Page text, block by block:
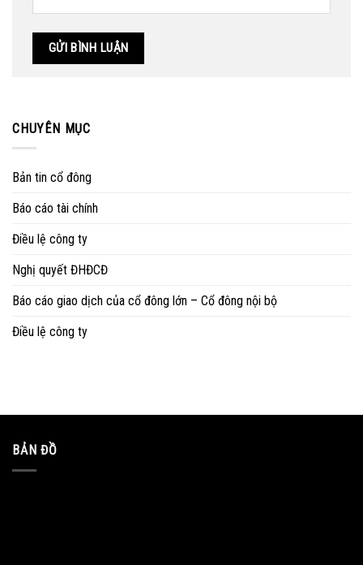
CHUYÊN MỤC
Bản tin cổ đông
Báo cáo tài chính
Điều lệ công ty
Nghị quyết ĐHĐCĐ
Báo cáo giao dịch của cổ đông lớn – Cổ đông nội bộ
Điều lệ công ty
BẢN ĐỒ